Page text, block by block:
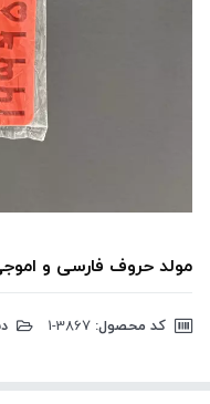
مولد حروف فارسی و
کد محصول: